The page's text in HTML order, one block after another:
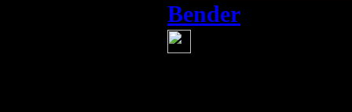
Bender